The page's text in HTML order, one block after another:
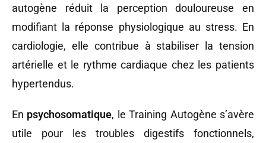
autogène réduit la perception douloureuse en
modifiant la réponse physiologique au stress. En
cardiologie, elle contribue à stabiliser la tension
artérielle et le rythme cardiaque chez les patients
hypertendus.
En psychosomatique, le Training Autogène s’avère
utile pour les troubles digestifs fonctionnels,